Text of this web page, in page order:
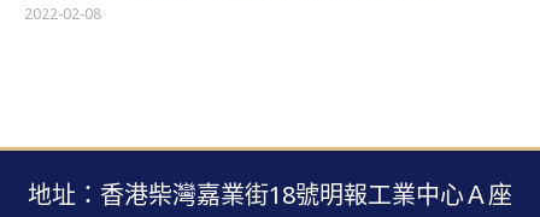
2022-02-08
地址：香港柴灣嘉業街18號明報工業中心Ａ座